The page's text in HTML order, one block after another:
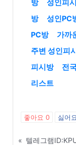
방
성인피
방
성인PC
PC방
가까
주변 성인피
피시방
전
리스트
좋아요 0 싫어요
«